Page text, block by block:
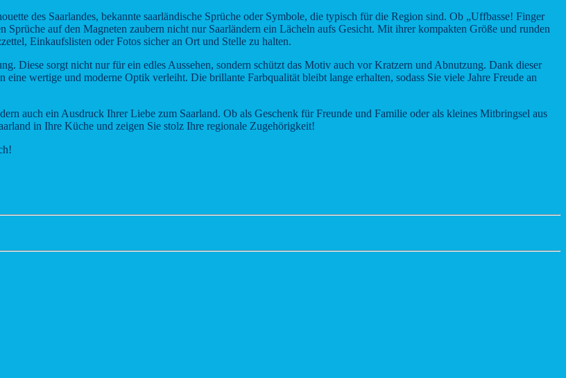
des Saarlandes, bekannte saarländische Sprüche oder Symbole, die typisch für die Region sind. Ob „Uffbasse! Finger
auf den Magneten zaubern nicht nur Saarländern ein Lächeln aufs Gesicht. Mit ihrer kompakten Größe und runden
Einkaufslisten oder Fotos sicher an Ort und Stelle zu halten.
Diese sorgt nicht nur für ein edles Aussehen, sondern schützt das Motiv auch vor Kratzern und Abnutzung. Dank dieser
wertige und moderne Optik verleiht. Die brillante Farbqualität bleibt lange erhalten, sodass Sie viele Jahre Freude an
auch ein Ausdruck Ihrer Liebe zum Saarland. Ob als Geschenk für Freunde und Familie oder als kleines Mitbringsel aus
in Ihre Küche und zeigen Sie stolz Ihre regionale Zugehörigkeit!